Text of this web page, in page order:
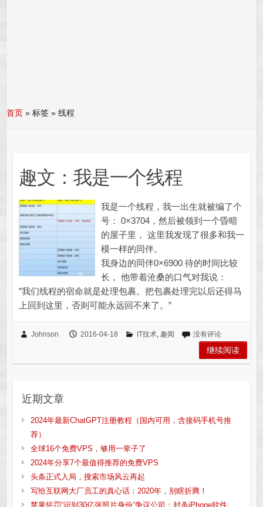
首页 »标签 » 线程
趣文：我是一个线程
我是一个线程，我一出生就被编了个
号： 0×3704，然后被领到一个昏暗
的屋子里， 这里我发现了很多和我一
模一样的同伴。
我身边的同伴0×6900 待的时间比较
长， 他带着沧桑的口气对我说：
”我们线程的宿命就是处理包裹。把包裹处理完以后还得马
上回到这里，否则可能永远回不来了。”
Johnson 2016-04-18 IT技术, 趣闻 没有评论
继续阅读
近期文章
2024年最新ChatGPT注册教程（国内可用，含接码手机号推
荐）
全球16个免费VPS，够用一辈子了
2024年分享7个最值得推荐的免费VPS
头条正式入局，搜索市场风云再起
写给互联网大厂员工的真心话：2020年，别瞎折腾！
苹果惩罚“识别30亿张照片身份”争议公司：封杀iPhone软件